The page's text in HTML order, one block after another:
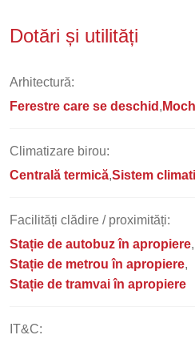
Dotări și utilități
Arhitectură:
Ferestre care se deschid
Climatizare birou:
Centrală termică Sistem
Facilități clădire / proximități:
Stație de autobuz în apropiere
Stație de metrou în apropiere
Stație de tramvai în apropiere
IT&C: